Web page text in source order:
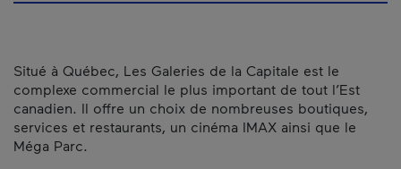
Situé à Québec, Les Galeries de la Capitale est le
complexe commercial le plus important de tout l’Est
canadien. Il offre un choix de nombreuses boutiques,
services et restaurants, un cinéma IMAX ainsi que le
Méga Parc.